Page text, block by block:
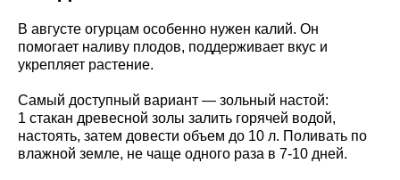
В августе огурцам особенно нужен калий. Он
помогает наливу плодов, поддерживает вкус и
укрепляет растение.
Самый доступный вариант — зольный настой:
1 стакан древесной золы залить горячей водой,
настоять, затем довести объем до 10 л. Поливать по
влажной земле, не чаще одного раза в 7-10 дней.